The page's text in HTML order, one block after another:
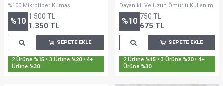
%100 Mikrofiber Kumaş
%10 1.500TL
1.350 TL
SEPETE EKLE
2 Ürüne %15 • 3 Ürüne %20• 4+
Ürüne %30
Rosy Serisi
Dayanıklı Ve Uzun Ömürlü Kullanım
%10 750TL
675 TL
SEPETE EKLE
2 Ürüne %15 • 3 Ürüne %20• 4+
Ürüne %30